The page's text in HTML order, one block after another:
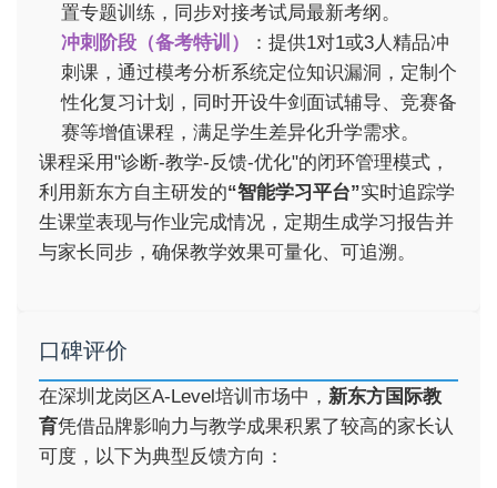
置专题训练，同步对接考试局最新考纲。
冲刺阶段（备考特训）
：提供1对1或3人精品冲
刺课，通过模考分析系统定位知识漏洞，定制个
性化复习计划，同时开设牛剑面试辅导、竞赛备
赛等增值课程，满足学生差异化升学需求。
课程采用"诊断-教学-反馈-优化"的闭环管理模式，
利用新东方自主研发的“智能学习平台”实时追踪学
生课堂表现与作业完成情况，定期生成学习报告并
与家长同步，确保教学效果可量化、可追溯。
口碑评价
在深圳龙岗区A-Level培训市场中， 新东方国际教
育凭借品牌影响力与教学成果积累了较高的家长认
可度，以下为典型反馈方向：